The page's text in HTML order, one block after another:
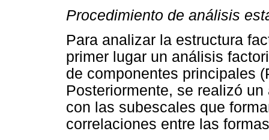
Procedimiento de análisis
Para analizar la estructura
primer lugar un análisis
de componentes principales
Posteriormente, se realizó
con las subescales que
correlaciones entre las